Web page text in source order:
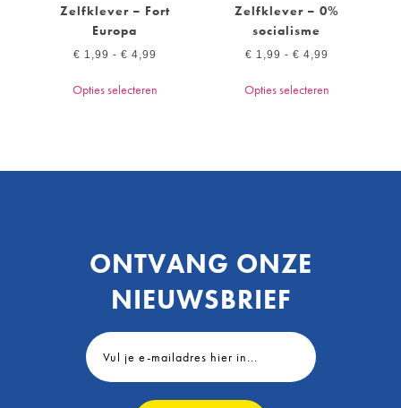
Zelfklever – Fort
Europa
€ 1,99 - € 4,99
Opties selecteren
Zelfklever – 0%
socialisme
€ 1,99 - € 4,99
Opties selecteren
ONTVANG ONZE
NIEUWSBRIEF